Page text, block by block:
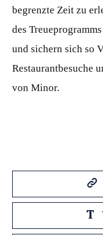
begrenzte Zeit zu
des
und sichern sich so
Restaurantbesuche
von Minor.